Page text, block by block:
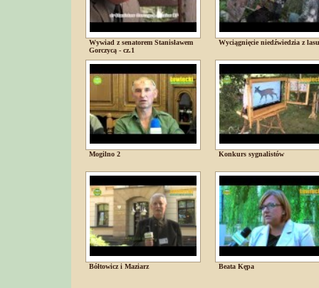
Wywiad z senatorem Stanisławem
Gorczycą - cz.1
Wyciągnięcie niedźwiedzia z lasu
Mogilno 2 Konkurs sygnalistów
Bółtowicz i Maziarz Beata Kępa